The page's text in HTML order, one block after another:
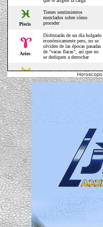
Horoscopo